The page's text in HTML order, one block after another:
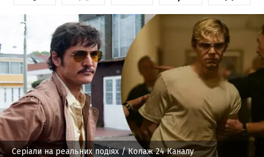
Серіали на реальних подіях/ Колаж 24 Каналу